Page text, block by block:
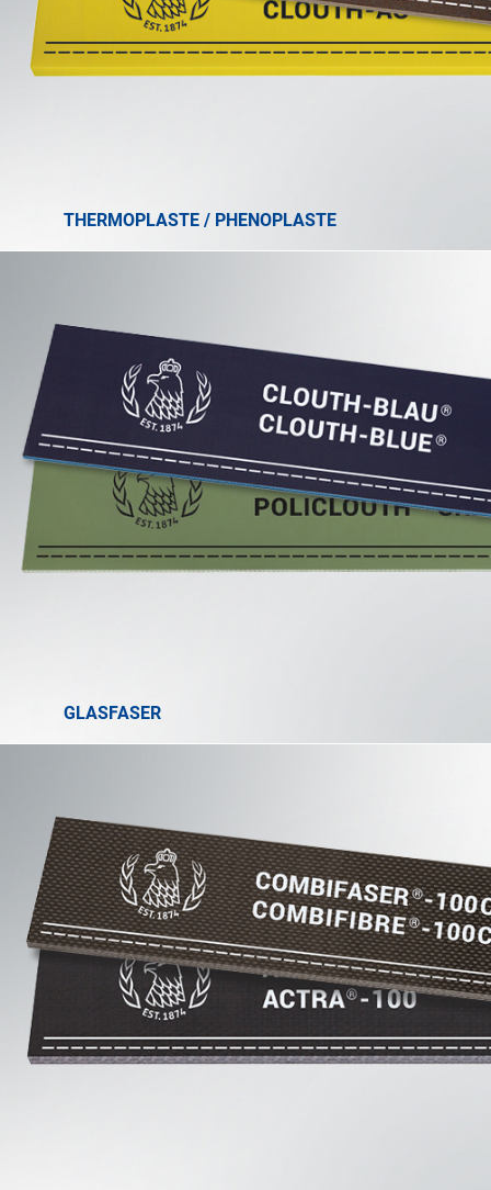
THERMOPLASTE / PHENOPLASTE
GLASFASER